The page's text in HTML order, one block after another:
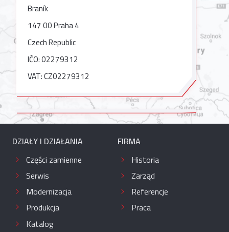
Braník
147 00 Praha 4
Czech Republic
IČO: 02279312
VAT: CZ02279312
DZIAŁY I DZIAŁANIA
Części zamienne
Serwis
Modernizacja
Produkcja
Katalog
FIRMA
Historia
Zarząd
Referencje
Praca